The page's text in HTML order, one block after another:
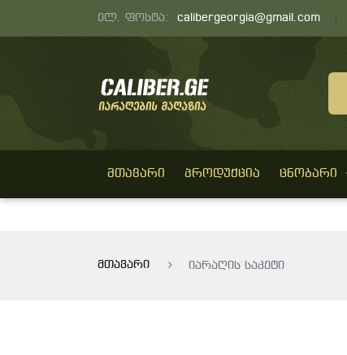
ელ. ფოსტა: calibergeorgia@gmail.com
ᲛᲗᲐᲕᲐᲠᲘ ᲞᲠᲝᲓᲣᲥᲪᲘᲐ ᲪᲜᲝᲑᲐᲠᲘ
მთავარი იარაღის საკეტი